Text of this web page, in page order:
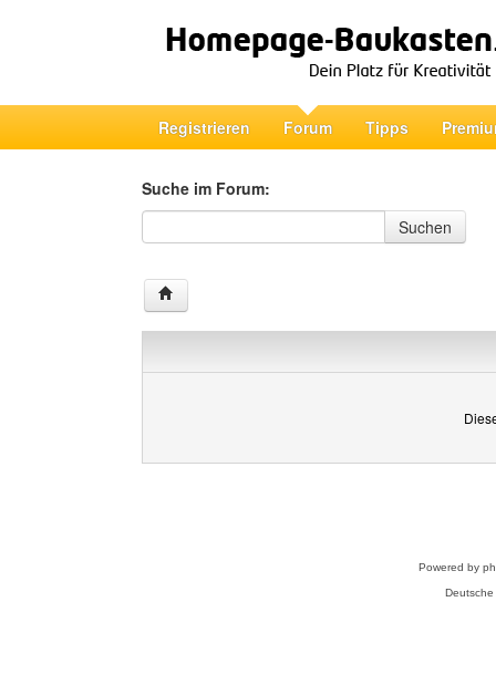
Registrieren Forum Tipps
Suche im Forum:
Suche im Forum
Suchen
Powered by